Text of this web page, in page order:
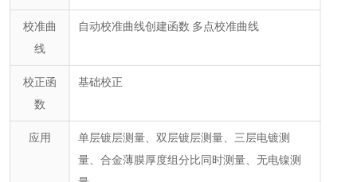
校准曲
线
自动校准曲线创建函数 多点校准曲线
校正函
数
基础校正
应用 单层镀层测量、双层镀层测量、三层电镀测
量、合金薄膜厚度组分比同时测量、无电镍测